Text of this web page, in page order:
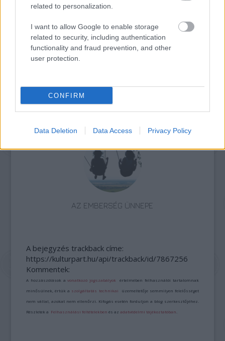
related to personalization.
I want to allow Google to enable storage
related to security, including authentication
functionality and fraud prevention, and other
user protection.
CONFIRM
Data Deletion Data Access Privacy Policy
FEBRUÁRTÓL SZEGEDEN SZÓL A
AZ EMBERSÉG ÜNNEPE
A bejegyzés trackback címe:
https://kulturpart.hu/api/trackback/id/7867256
Kommentek:
A hozzászólások avonatkozó jogszabályok értelmében felhasználói tartalomnak
minősülnek, értük a szolgáltatás technikai üzemeltetője semmilyen felelősséget
nem vállal, azokat nem ellenőrzi. Kifogás esetén forduljon a blog szerkesztőjéhez.
Részletek a Felhasználási feltételekben és azadatvédelmi tájékoztatóban